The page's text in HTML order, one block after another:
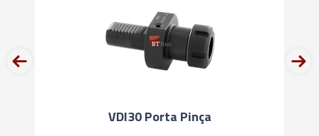
VDI30 Porta Pinça
prev next